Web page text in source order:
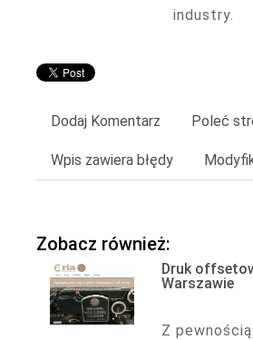
industry.
Dodaj Komentarz Poleć
Wpis zawiera błędy
Zobacz również:
Druk
Warszawie
Z